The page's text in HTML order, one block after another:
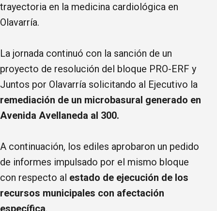
trayectoria en la medicina cardiológica en
Olavarría.
La jornada continuó con la sanción de un
proyecto de resolución del bloque PRO-ERF y
Juntos por Olavarría solicitando al Ejecutivo la
remediación de un microbasural generado en
Avenida Avellaneda al 300.
A continuación, los ediles aprobaron un pedido
de informes impulsado por el mismo bloque
con respecto al estado de ejecución de los
recursos municipales con afectación
específica.